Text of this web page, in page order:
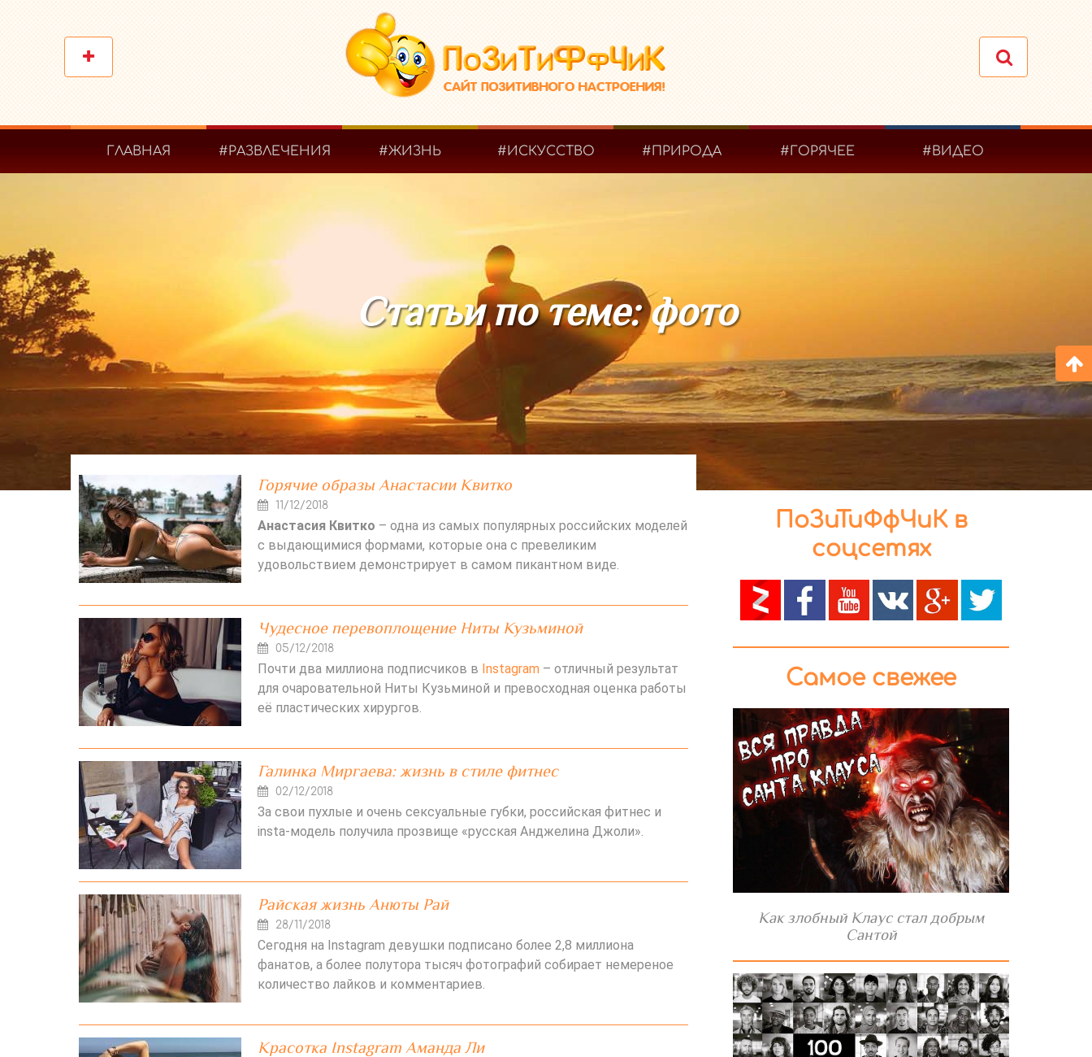
ГЛАВНАЯ #РАЗВЛЕЧЕНИЯ #ЖИЗНЬ #ИСКУССТВО #ПРИРОДА #ГОРЯЧЕЕ #ВИДЕО
Статьи по теме: фото
Горячие образы Анастасии Квитко
11/12/2018
Анастасия Квитко – одна из самых популярных российских моделей
с выдающимися формами, которые она с превеликим
удовольствием демонстрирует в самом пикантном виде.
Чудесное перевоплощение Ниты Кузьминой
05/12/2018
Почти два миллиона подписчиков в Instagram – отличный результат
для очаровательной Ниты Кузьминой и превосходная оценка работы
её пластических хирургов.
Галинка Миргаева: жизнь в стиле фитнес
02/12/2018
За свои пухлые и очень сексуальные губки, российская фитнес и
insta-модель получила прозвище «русская Анджелина Джоли».
Райская жизнь Анюты Рай
28/11/2018
Сегодня на Instagram девушки подписано более 2,8 миллиона
фанатов, а более полутора тысяч фотографий собирает немереное
количество лайков и комментариев.
Красотка Instagram Аманда Ли
ПоЗиТиФфЧиК в
соцсетях
Самое свежее
Как злобный Клаус стал добрым
Сантой